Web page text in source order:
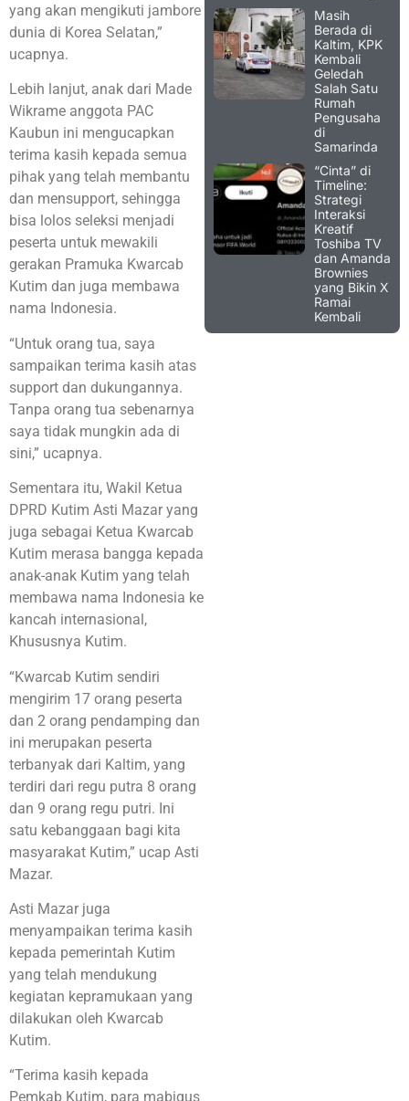
yang akan mengikuti jambore
dunia di Korea Selatan,”
ucapnya.
Lebih lanjut, anak dari Made
Wikrame anggota PAC
Kaubun ini mengucapkan
terima kasih kepada semua
pihak yang telah membantu
dan mensupport, sehingga
bisa lolos seleksi menjadi
peserta untuk mewakili
gerakan Pramuka Kwarcab
Kutim dan juga membawa
nama Indonesia.
“Untuk orang tua, saya
sampaikan terima kasih atas
support dan dukungannya.
Tanpa orang tua sebenarnya
saya tidak mungkin ada di
sini,” ucapnya.
Sementara itu, Wakil Ketua
DPRD Kutim Asti Mazar yang
juga sebagai Ketua Kwarcab
Kutim merasa bangga kepada
anak-anak Kutim yang telah
membawa nama Indonesia ke
kancah internasional,
Khususnya Kutim.
“Kwarcab Kutim sendiri
mengirim 17 orang peserta
dan 2 orang pendamping dan
ini merupakan peserta
terbanyak dari Kaltim, yang
terdiri dari regu putra 8 orang
dan 9 orang regu putri. Ini
satu kebanggaan bagi kita
masyarakat Kutim,” ucap Asti
Mazar.
Asti Mazar juga
menyampaikan terima kasih
kepada pemerintah Kutim
yang telah mendukung
kegiatan kepramukaan yang
dilakukan oleh Kwarcab
Kutim.
“Terima kasih kepada
Pemkab Kutim, para mabigus
Masih
Berada di
Kaltim, KPK
Kembali
Geledah
Salah Satu
Rumah
Pengusaha
di
Samarinda
“Cinta” di
Timeline:
Strategi
Interaksi
Kreatif
Toshiba TV
dan Amanda
Brownies
yang Bikin X
Ramai
Kembali